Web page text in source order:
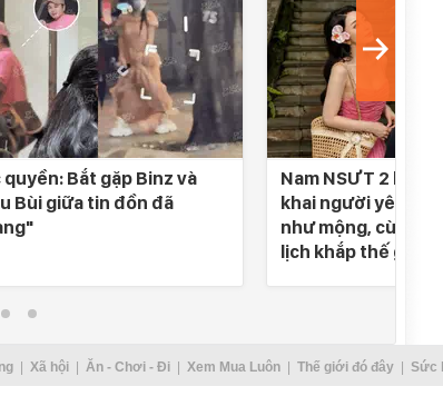
Bắt gặp Binz và
Bùi giữa tin đồn đã
Nam NSƯT 2 lần
khai người yêu SN
như mộng, cùng
lịch khắp thế gian
Xã hội Ăn - Chơi - Đi Xem Mua Luôn Thế giới đó đây Sức